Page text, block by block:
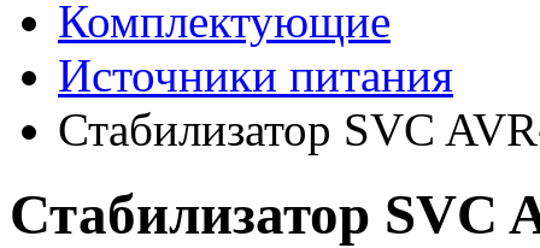
Комплектующие
Источники питания
Стабилизатор SVC
Стабилизатор SVC